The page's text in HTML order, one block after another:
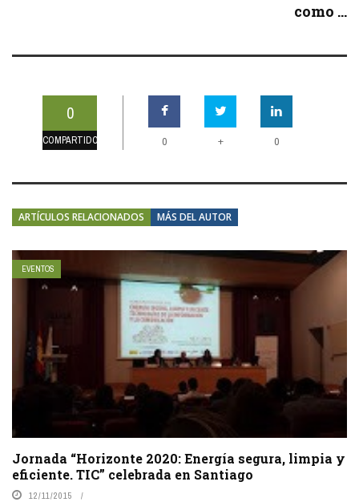
como ...
0
COMPARTIDOS 0 + 0
ARTÍCULOS RELACIONADOS MÁS DEL AUTOR
EVENTOS
Jornada “Horizonte 2020: Energía segura, limpia y
eficiente. TIC” celebrada en Santiago
12/11/2015